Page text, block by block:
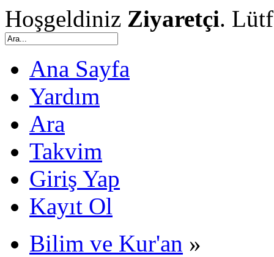
Hoşgeldiniz Ziyaretçi.
Ana Sayfa
Yardım
Ara
Takvim
Giriş Yap
Kayıt Ol
Bilim ve Kur'an »